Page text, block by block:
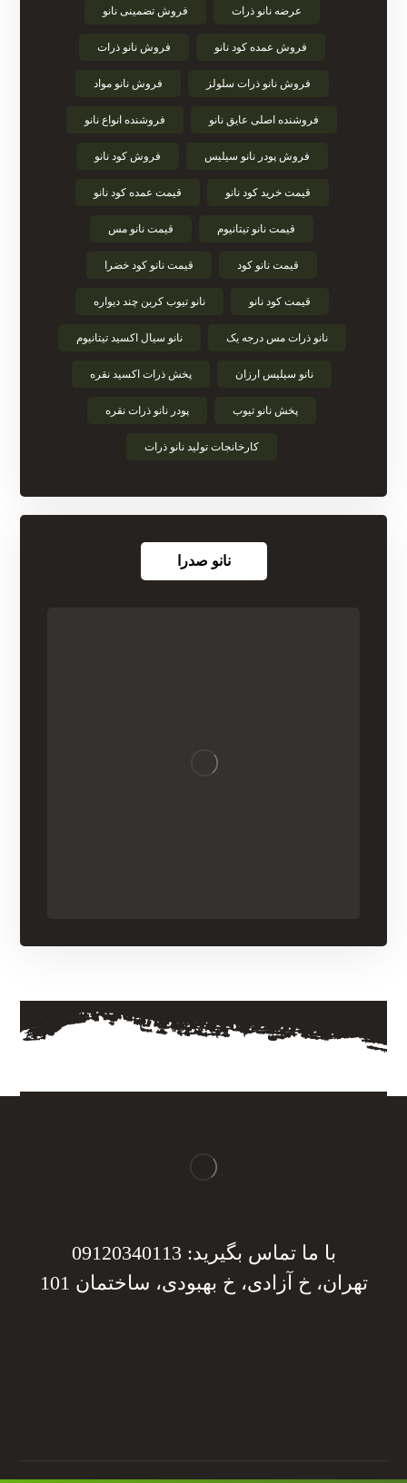
عرضه نانو ذرات فروش تضمینی نانو
فروش عمده کود نانو فروش نانو ذرات
فروش نانو ذرات سلولز فروش نانو مواد
فروشنده اصلی عایق نانو فروشنده انواع نانو
فروش پودر نانو سیلیس فروش کود نانو
قیمت خرید کود نانو قیمت عمده کود نانو
قیمت نانو تیتانیوم قیمت نانو مس
قیمت نانو کود قیمت نانو کود خضرا
قیمت کود نانو نانو تیوب کربن چند دیواره
نانو ذرات مس درجه یک نانو سیال اکسید تیتانیوم
نانو سیلیس ارزان پخش ذرات اکسید نقره
پخش نانو تیوب پودر نانو ذرات نقره
کارخانجات تولید نانو ذرات
نانو صدرا
با ما تماس بگیرید: 09120340113
تهران، خ آزادی، خ بهبودی، ساختمان 101